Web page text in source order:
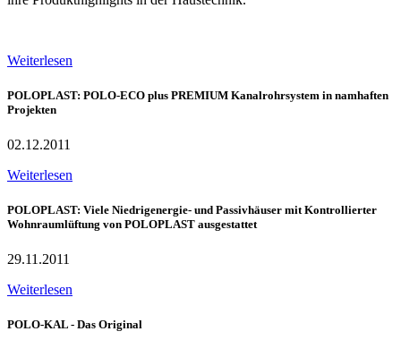
Weiterlesen
POLOPLAST: POLO-ECO plus PREMIUM Kanalrohrsystem in namhaften
Projekten
02.12.2011
Weiterlesen
POLOPLAST: Viele Niedrigenergie- und Passivhäuser mit Kontrollierter
Wohnraumlüftung von POLOPLAST ausgestattet
29.11.2011
Weiterlesen
POLO-KAL - Das Original